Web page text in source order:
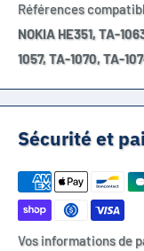
Références
NOKIA HE351, TA-
1057, TA-1070, TA-
Sécurité et
Vos informations de